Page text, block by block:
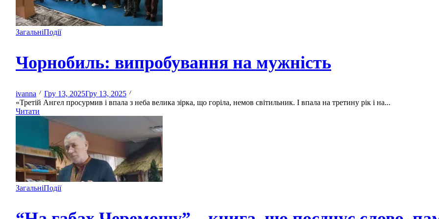
ЗагальніПодії
Чорнобиль: випробування на мужність
ivanna Гру 13, 2025Гру 13, 2025
«Третій Ангел просурмив і впала з неба велика зірка, що горіла, немов світильник. І впала на третину рік і на...
Читати
ЗагальніПодії